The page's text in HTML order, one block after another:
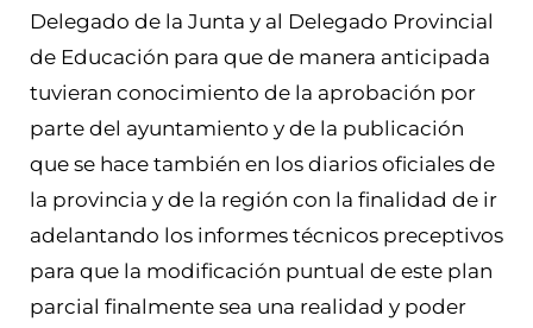
Delegado de la Junta y al Delegado Provincial
de Educación para que de manera anticipada
tuvieran conocimiento de la aprobación por
parte del ayuntamiento y de la publicación
que se hace también en los diarios oficiales de
la provincia y de la región con la finalidad de ir
adelantando los informes técnicos preceptivos
para que la modificación puntual de este plan
parcial finalmente sea una realidad y poder